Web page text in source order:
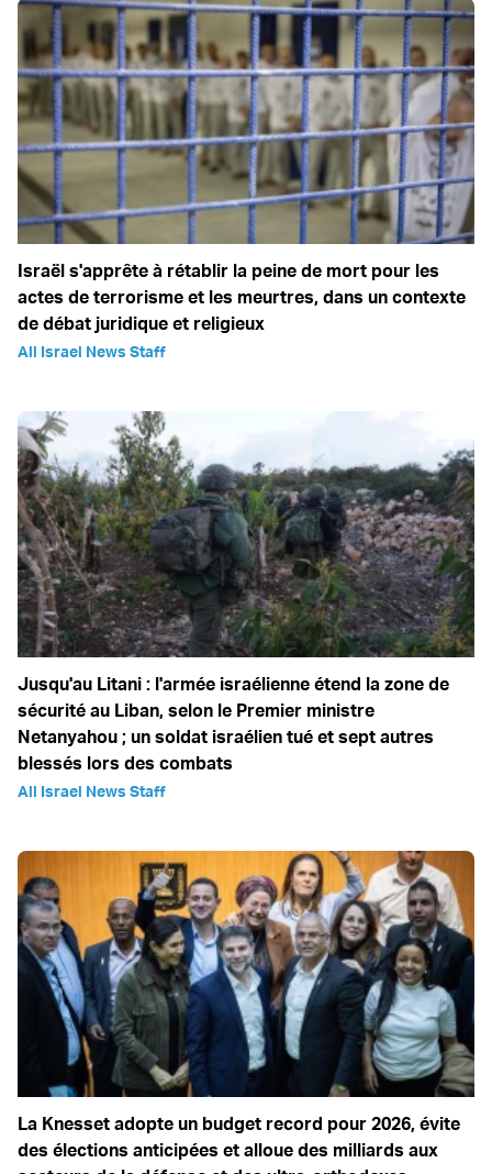
Israël s'apprête à rétablir la peine de mort pour les
actes de terrorisme et les meurtres, dans un contexte
de débat juridique et religieux
All Israel News Staff
Jusqu'au Litani : l'armée israélienne étend la zone de
sécurité au Liban, selon le Premier ministre
Netanyahou ; un soldat israélien tué et sept autres
blessés lors des combats
All Israel News Staff
La Knesset adopte un budget record pour 2026, évite
des élections anticipées et alloue des milliards aux